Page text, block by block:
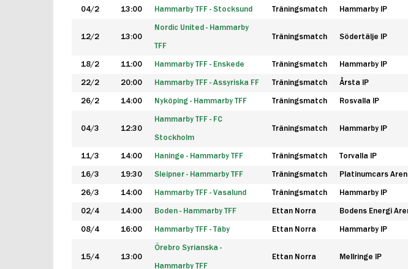
04/2 13:00 Hammarby TFF - Stocksund Träningsmatch Hammarby IP
12/2 13:00
Nordic United - Hammarby
TFF
Träningsmatch Södertälje IP
18/2 11:00 Hammarby TFF - Enskede Träningsmatch Hammarby IP
22/2 20:00 Hammarby TFF - Assyriska FF Träningsmatch Årsta IP
26/2 14:00 Nyköping - Hammarby TFF Träningsmatch Rosvalla IP
04/3 12:30
Hammarby TFF - FC
Stockholm
Träningsmatch Hammarby IP
11/3 14:00 Haninge - Hammarby TFF Träningsmatch Torvalla IP
16/3 19:30 Sleipner - Hammarby TFF Träningsmatch Platinumcars
26/3 14:00 Hammarby TFF - Vasalund Träningsmatch Hammarby IP
02/4 14:00 Boden - Hammarby TFF Ettan Norra Bodens Energi
08/4 16:00 Hammarby TFF - Täby Ettan Norra Hammarby IP
15/4 13:00
Örebro Syrianska -
Hammarby TFF
Ettan Norra Mellringe IP